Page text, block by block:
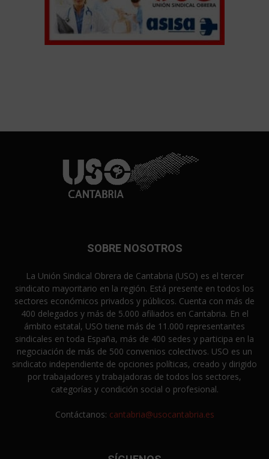
SOBRE NOSOTROS
La Unión Sindical Obrera de Cantabria (USO) es el tercer
sindicato mayoritario en la región. Está presente en todos los
sectores económicos privados y públicos. Cuenta con más de
400 delegados y más de 5.000 afiliados en Cantabria. En el
ámbito estatal, USO tiene más de 11.000 representantes
sindicales en toda España, más de 400 sedes y participa en la
negociación de más de 500 convenios colectivos. USO es un
sindicato independiente de opciones políticas, creado y dirigido
por trabajadores y trabajadoras de todos los sectores,
categorías y condición social o profesional.
Contáctanos: cantabria@usocantabria.es